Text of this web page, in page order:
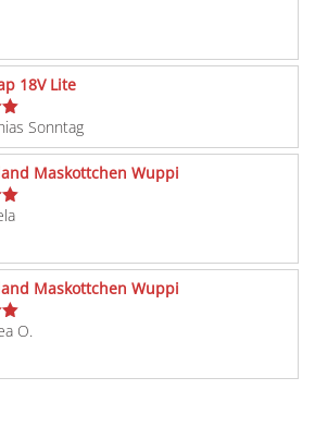
18V Lite
5
Sonntag
Maskottchen Wuppi
Maskottchen Wuppi
O.